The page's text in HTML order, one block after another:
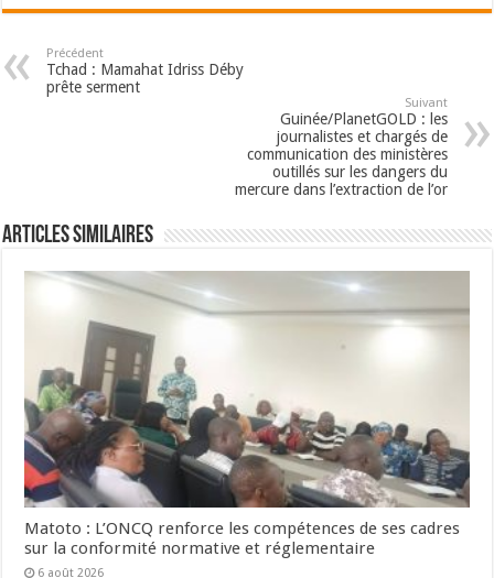
Précédent
Tchad : Mamahat Idriss Déby
prête serment
Suivant
Guinée/PlanetGOLD : les
journalistes et chargés de
communication des ministères
outillés sur les dangers du
mercure dans l’extraction de l’or
Articles Similaires
Matoto : L’ONCQ renforce les compétences de ses cadres
sur la conformité normative et réglementaire
6 août 2026